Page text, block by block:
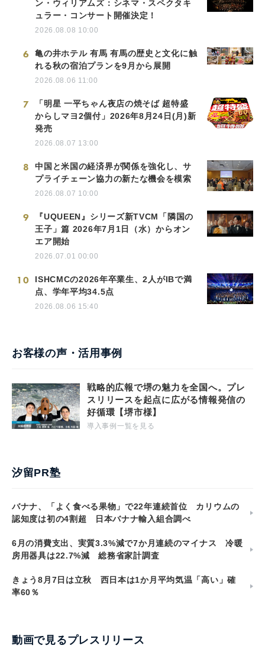
ン・ウィリアムズ：シネマ・スペクタキ
ュラー・コンサート開催決定！
2026.08.08 10:00
6
亀の井ホテル 有馬 有馬の歴史と文化に触
れる秋の宿泊プランを9月から展開
2026.08.06 11:00
7
「明星 一平ちゃん夜店の焼そば 超特盛
からしマヨ2個付」2026年8月24日(月)新
発売
2026.08.07 13:00
8
中国と米国の経済界が関係を強化し、サ
プライチェーン協力の新たな機会を模索
2026.08.07 10:00
9
『UQUEEN』シリーズ新TVCM「隣国の
王子」篇 2026年7月1日（水）からオン
エア開始
2026.07.01 00:00
10
ISHCMCの2026年卒業生、2人がIBで満
点、学年平均34.5点
2026.08.06 15:40
お客様の声・活用事例
戦略的広報で堺の魅力を全国へ。プレ
スリリースを起点に広がる情報発信の
好循環【堺市様】
導入事例一覧を見る
汐留PR塾
バナナ、「よく食べる果物」で22年連続首位 カリウムの
認知度は初の4割超 日本バナナ輸入組合調べ
6月の消費支出、実質3.3%減で7か月連続のマイナス 冷暖
房用器具は22.7%減 総務省家計調査
きょう8月7日は立秋 西日本は1か月平均気温「高い」確
率60％
動画で見るプレスリリース